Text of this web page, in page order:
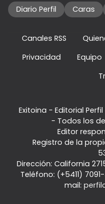
Diario Perfil Caras
Canales RSS
Privacidad
Equipo
Exitoina - Editorial Perfil
- Todos los
Editor
Registro de la
Dirección: California
Teléfono: (+5411)
mail: